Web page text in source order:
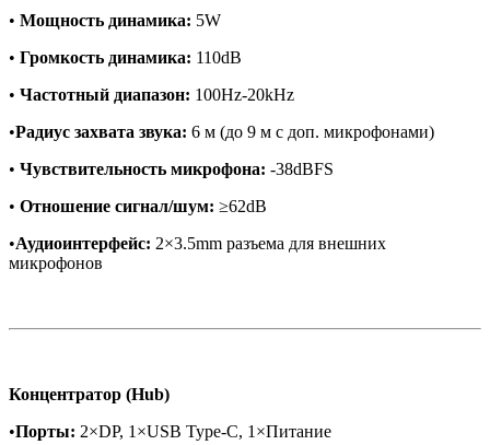
• Мощность динамика: 5W
• Громкость динамика: 110dB
• Частотный диапазон: 100Hz-20kHz
•Радиус захвата звука: 6 м (до 9 м с доп. микрофонами)
• Чувствительность микрофона: -38dBFS
• Отношение сигнал/шум: ≥62dB
•Аудиоинтерфейс: 2×3.5mm разъема для внешних
микрофонов
Концентратор (Hub)
•Порты: 2×DP, 1×USB Type-C, 1×Питание